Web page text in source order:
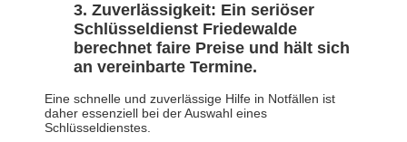
Zuverlässigkeit: Ein seriöser
Schlüsseldienst Friedewalde
berechnet faire Preise und hält sich
an vereinbarte Termine.
Eine schnelle und zuverlässige Hilfe in Notfällen ist
daher essenziell bei der Auswahl eines
Schlüsseldienstes.